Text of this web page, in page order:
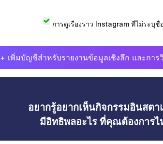
การดูเรื่องราว Instagram ที่ไม่ระบุชื่
+ เพิ่มบัญชีสำหรับรายงานข้อมูลเชิงลึก และการ
อยากรู้อยากเห็นกิจกรรมอินสตา
มีอิทธิพลอะไร ที่คุณต้องการไ